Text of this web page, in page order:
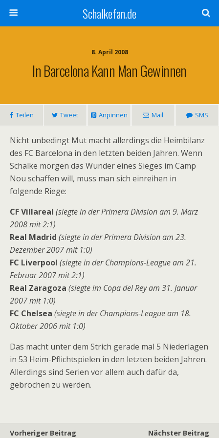
Schalkefan.de
8. April 2008
In Barcelona Kann Man Gewinnen
Teilen Tweet Anpinnen Mail SMS
Nicht unbedingt Mut macht allerdings die Heimbilanz
des FC Barcelona in den letzten beiden Jahren. Wenn
Schalke morgen das Wunder eines Sieges im Camp
Nou schaffen will, muss man sich einreihen in
folgende Riege:
CF Villareal (siegte in der Primera Division am 9. März
2008 mit 2:1)
Real Madrid (siegte in der Primera Division am 23.
Dezember 2007 mit 1:0)
FC Liverpool (siegte in der Champions-League am 21.
Februar 2007 mit 2:1)
Real Zaragoza (siegte im Copa del Rey am 31. Januar
2007 mit 1:0)
FC Chelsea (siegte in der Champions-League am 18.
Oktober 2006 mit 1:0)
Das macht unter dem Strich gerade mal 5 Niederlagen
in 53 Heim-Pflichtspielen in den letzten beiden Jahren.
Allerdings sind Serien vor allem auch dafür da,
gebrochen zu werden.
Vorheriger Beitrag Nächster Beitrag